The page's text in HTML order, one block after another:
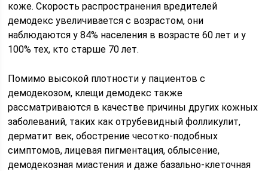
коже. Скорость распространения вредителей
демодекс увеличивается с возрастом, они
наблюдаются у 84% населения в возрасте 60 лет и у
100% тех, кто старше 70 лет.
Помимо высокой плотности у пациентов с
демодекозом, клещи демодекс также
рассматриваются в качестве причины других кожных
заболеваний, таких как отрубевидный фолликулит,
дерматит век, обострение чесотко-подобных
симптомов, лицевая пигментация, облысение,
демодекозная миастения и даже базально-клеточная